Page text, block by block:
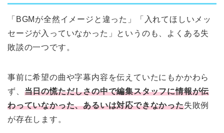
「BGMが全然イメージと違った」「入れてほしいメッ
セージが入っていなかった」というのも、よくある失
敗談の一つです。
事前に希望の曲や字幕内容を伝えていたにもかかわら
ず、 当日の慌ただしさの中で編集スタッフに情報が伝
わっていなかった、あるいは対応できなかった失敗例
が存在します。